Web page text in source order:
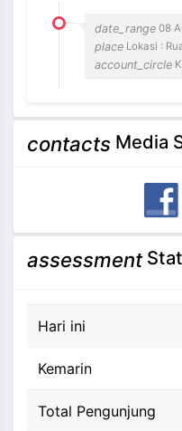
date_range 08
place Lokasi :
account_circle
contacts Media
assessment
Hari ini
Kemarin
Total Pengunjung